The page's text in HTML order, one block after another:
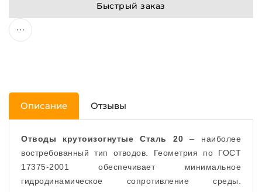
Быстрый заказ
Описание Отзывы
Отводы крутоизогнутые Сталь 20 – наиболее
востребованный тип отводов. Геометрия по ГОСТ
17375-2001 обеспечивает минимальное
гидродинамическое сопротивление среды.